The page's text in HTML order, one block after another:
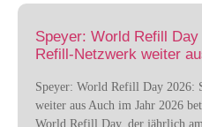
Speyer: World Refill
Refill-Netzwerk weiter
Speyer: World Refill Day 2026:
weiter aus Auch im Jahr 2026
World Refill Day, der jährlich